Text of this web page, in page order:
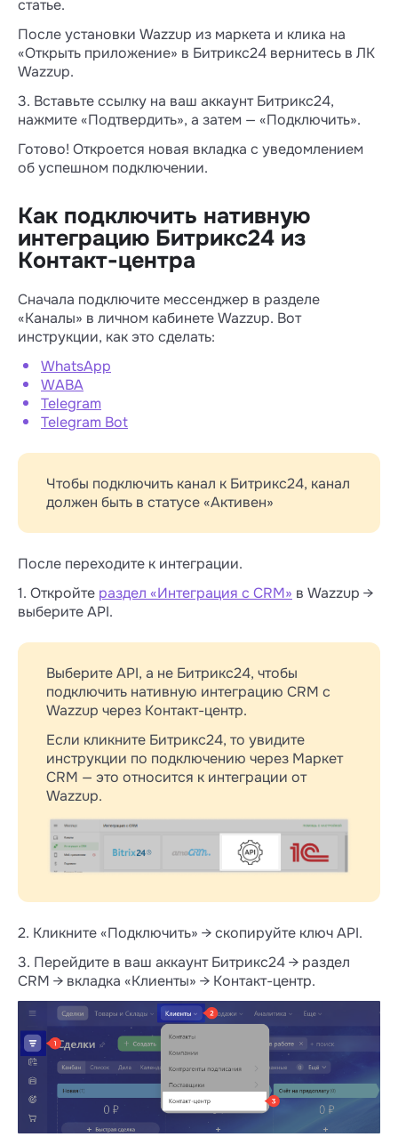
статье.
После установки Wazzup из маркета и клика на
«Открыть приложение» в Битрикс24 вернитесь в ЛК
Wazzup.
3. Вставьте ссылку на ваш аккаунт Битрикс24,
нажмите «Подтвердить», а затем — «Подключить».
Готово! Откроется новая вкладка с уведомлением
об успешном подключении.
Как подключить нативную
интеграцию Битрикс24 из
Контакт-центра
Сначала подключите мессенджер в разделе
«Каналы» в личном кабинете Wazzup. Вот
инструкции, как это сделать:
WhatsApp
WABA
Telegram
Telegram Bot
Чтобы подключить канал к Битрикс24, канал
должен быть в статусе «Активен»
После переходите к интеграции.
1. Откройте раздел «Интеграция с CRM» в Wazzup →
выберите API.
Выберите API, а не Битрикс24, чтобы
подключить нативную интеграцию CRM с
Wazzup через Контакт-центр.
Если кликните Битрикс24, то увидите
инструкции по подключению через Маркет
CRM — это относится к интеграции от
Wazzup.
2. Кликните «Подключить» → скопируйте ключ API.
3. Перейдите в ваш аккаунт Битрикс24 → раздел
CRM → вкладка «Клиенты» → Контакт-центр.